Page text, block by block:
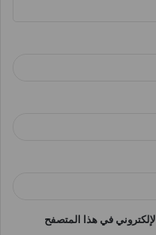
في هذا المتصفح